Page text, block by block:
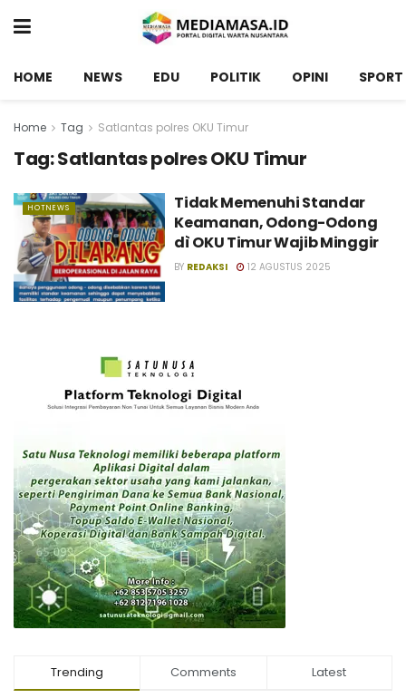
HOME NEWS EDU POLITIK OPINI SPORT
Home Tag Satlantas polres OKU Timur
Tag:Satlantas polres OKU Timur
HOTNEWS
Tidak Memenuhi Standar
Keamanan, Odong-Odong
dì OKU Timur Wajib Minggir
BY REDAKSI 12 AGUSTUS 2025
Trending Comments Latest